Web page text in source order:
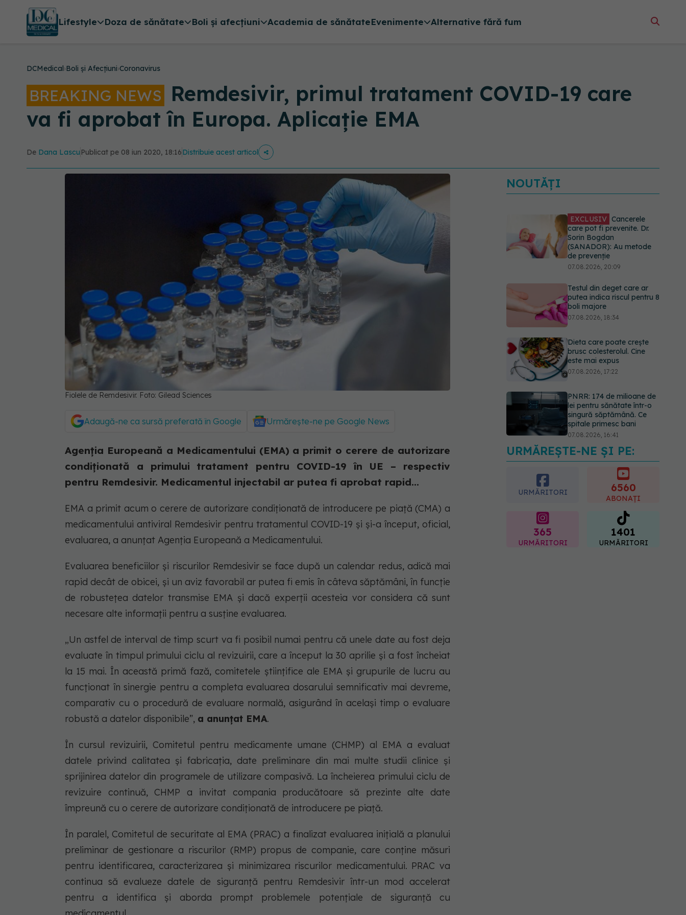
Lifestyle Doza de sănătate Boli și afecțiuni Academia de sănătateEvenimente Alternative fără fum
DCMedical›Boli și Afecțiuni›Coronavirus
BREAKING NEWS
Remdesivir, primul tratament COVID-19 care
va fi aprobat în Europa. Aplicație EMA
De Dana Lascu Publicat pe 08 iun 2020, 18:16Distribuie acest articol
Fiolele de Remdesivir. Foto: Gilead Sciences
Adaugă-ne ca sursă preferată în Google Urmărește-ne pe Google News
Agenția Europeană a Medicamentului (EMA) a primit o cerere de autorizare
condiționată a primului tratament pentru COVID-19 în UE – respectiv
pentru Remdesivir. Medicamentul injectabil ar putea fi aprobat rapid...
EMA a primit acum o cerere de autorizare condiționată de introducere pe piață (CMA) a
medicamentului antiviral Remdesivir pentru tratamentul COVID-19 și și-a început, oficial,
evaluarea, a anunțat Agenția Europeană a Medicamentului.
Evaluarea beneficiilor și riscurilor Remdesivir se face după un calendar redus, adică mai
rapid decât de obicei, și un aviz favorabil ar putea fi emis în câteva săptămâni, în funcție
de robustețea datelor transmise EMA și dacă experții acesteia vor considera că sunt
necesare alte informații pentru a susține evaluarea.
„Un astfel de interval de timp scurt va fi posibil numai pentru că unele date au fost deja
evaluate în timpul primului ciclu al revizuirii, care a început la 30 aprilie și a fost încheiat
la 15 mai. În această primă fază, comitetele științifice ale EMA și grupurile de lucru au
funcționat în sinergie pentru a completa evaluarea dosarului semnificativ mai devreme,
comparativ cu o procedură de evaluare normală, asigurând în același timp o evaluare
robustă a datelor disponibile”, a anunțat EMA.
În cursul revizuirii, Comitetul pentru medicamente umane (CHMP) al EMA a evaluat
datele privind calitatea și fabricația, date preliminare din mai multe studii clinice și
sprijinirea datelor din programele de utilizare compasivă. La încheierea primului ciclu de
revizuire continuă, CHMP a invitat compania producătoare să prezinte alte date
împreună cu o cerere de autorizare condiționată de introducere pe piață.
În paralel, Comitetul de securitate al EMA (PRAC) a finalizat evaluarea inițială a planului
preliminar de gestionare a riscurilor (RMP) propus de companie, care conține măsuri
pentru identificarea, caracterizarea și minimizarea riscurilor medicamentului. PRAC va
continua să evalueze datele de siguranță pentru Remdesivir într-un mod accelerat
pentru a identifica și aborda prompt problemele potențiale de siguranță cu
NOUTĂȚI
EXCLUSIV Cancerele
care pot fi prevenite. Dr.
Sorin Bogdan
(SANADOR): Au metode
de prevenție
07.08.2026, 20:09
Testul din deget care ar
putea indica riscul pentru 8
boli majore
07.08.2026, 18:34
Dieta care poate crește
brusc colesterolul. Cine
este mai expus
07.08.2026, 17:22
PNRR: 174 de milioane de
lei pentru sănătate într-o
singură săptămână. Ce
spitale primesc bani
07.08.2026, 16:41
Ce spune culoarea ta
preferată despre vârsta
pe care o ai. Care este
"codul cromatic" al
URMĂREȘTE-NE ȘI PE:
URMĂRITORI 6560
ABONAȚI
365
URMĂRITORI
1401
URMĂRITORI